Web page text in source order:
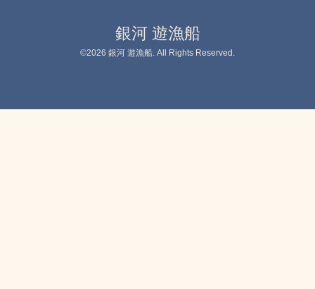
銀河 遊漁船
©2026 銀河 遊漁船 . All Rights Reserved.